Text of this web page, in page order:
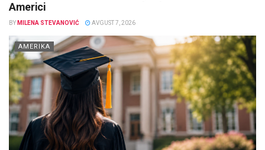
Americi
BY MILENA STEVANOVIĆ AVGUST 7, 2026
AMERIKA